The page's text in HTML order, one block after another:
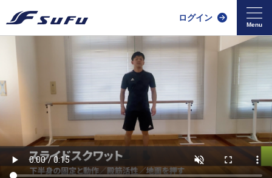
ログイン